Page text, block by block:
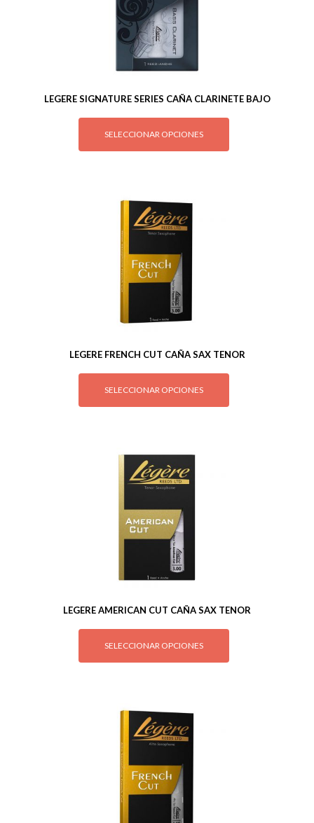
LEGERE SIGNATURE SERIES CAÑA CLARINETE BAJO
SELECCIONAR OPCIONES
LEGERE FRENCH CUT CAÑA SAX TENOR
SELECCIONAR OPCIONES
LEGERE AMERICAN CUT CAÑA SAX TENOR
SELECCIONAR OPCIONES